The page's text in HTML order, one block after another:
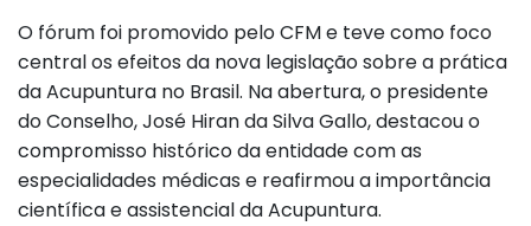
O fórum foi promovido pelo CFM e teve como foco
central os efeitos da nova legislação sobre a prática
da Acupuntura no Brasil. Na abertura, o presidente
do Conselho, José Hiran da Silva Gallo, destacou o
compromisso histórico da entidade com as
especialidades médicas e reafirmou a importância
científica e assistencial da Acupuntura.